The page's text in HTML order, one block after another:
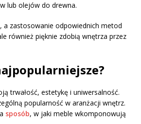
lub olejów do drewna.
a zastosowanie odpowiednich metod
również pięknie zdobią wnętrza przez
trwałość, estetykę i uniwersalność.
popularność w aranżacji wnętrz.
sposób, w jaki meble wkomponowują